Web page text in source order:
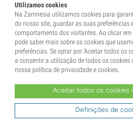
Este site está protegido pelo reCAPTCHA e aplicam-
Termos de Serviçoda Google.
O seu apoio tornou-nos
Descubra todos os
Utilizamos cookies
Na Zamnesia utilizamos cookies para
do nosso site, guardar as suas preferências
comportamento dos visitantes. Ao clicar em
pode saber mais sobre os cookies que
preferências. Se optar por 'Aceitar todos os
a consentir a utilização de todos os cookies
nossa política de privacidade e cookies.
Aceitar todos os cookies
Definições de